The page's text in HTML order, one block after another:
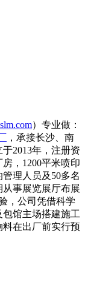
）专业做：
，承接长沙、南
2013年，注册资
，1200平米喷印
理人员及50多名
事展览展厅布展
，公司凭借科学
馆主场搭建施工
在出厂前实行预